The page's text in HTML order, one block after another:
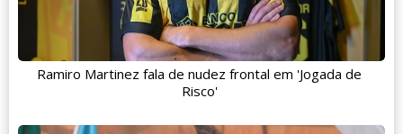
Ramiro Martinez fala de nudez frontal em 'Jogada de
Risco'